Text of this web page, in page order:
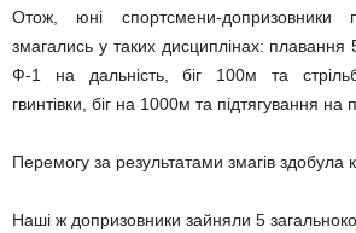
Отож, юні спортсмени-допризовники
змагались у таких дисциплінах:
Ф-1 на дальність, біг 100м та
гвинтівки, біг на 1000м та підтягування на
Перемогу за результатами змагів здобула
Наші ж допризовники зайняли 5